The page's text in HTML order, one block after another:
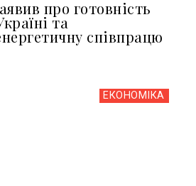
про готовність
та
співпрацю
ЕКОНОМІКА